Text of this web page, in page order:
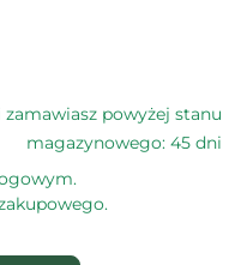
powyżej stanu
magazynowego: 45 dni